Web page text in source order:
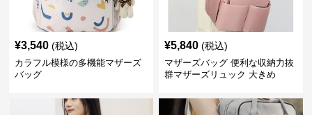
¥3,540 (税込)
カラフル模様の多機能マザーズ
バッグ
¥5,840 (税込)
マザーズバッグ 便利な収納力抜
群マザーズリュック 大きめ